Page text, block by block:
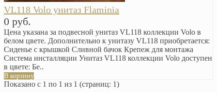
VL118 Volo унитаз Flaminia
0 руб.
Цена указана за подвесной унитаз VL118 коллекции Volo в
белом цвете. Дополнительно к унитазу VL118 приобретается:
Сиденье с крышкой Сливной бачок Крепеж для монтажа
Система инсталляции Унитаз VL118 коллекции Volo доступен
в цвете: Бе..
В корзину
Показано с 1 по 1 из 1 (страниц: 1)